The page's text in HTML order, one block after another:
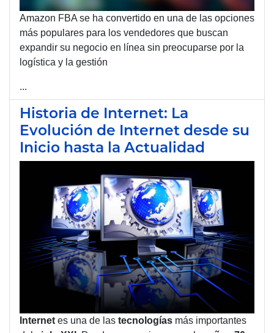
Amazon FBA se ha convertido en una de las opciones
más populares para los vendedores que buscan
expandir su negocio en línea sin preocuparse por la
logística y la gestión
...
Historia de Internet: La
Evolución de Internet desde su
Inicio hasta la Actualidad
Internet es una de las tecnologías más importantes